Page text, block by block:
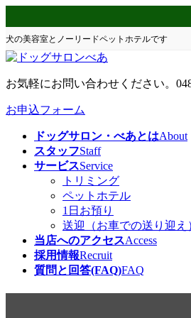
ン
テ
ン
へ
キ
ビ
ゲ
ー
ョ
に
犬の美容室とノーリードペットホテルです
お気軽にお問い合わせください。
お申込フォーム
ドッグサロン・べあとはAbout
スタッフStaff
サービスService
トリミング
ペットホテル
1日お預り
送迎（お車での送り迎え
当店へのアクセスAccess
採用情報Recruit
質問と回答(FAQ)FAQ